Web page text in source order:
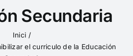
Secundaria
Inici
el curriculo de la Educación